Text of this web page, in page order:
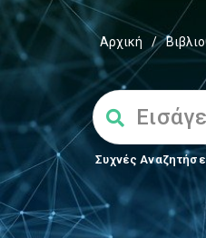
Αρχική /
Συχνές